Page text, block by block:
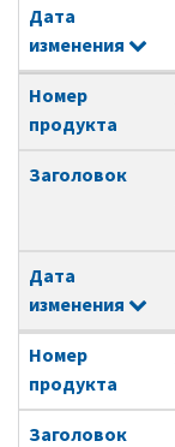
Дата
изменения
Номер
продукта
Заголовок
Дата
изменения
Номер
продукта
Заголовок